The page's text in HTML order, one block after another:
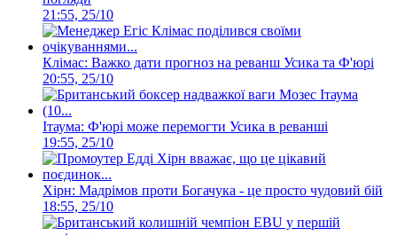
21:55, 25/10
Клімас: Важко дати прогноз на реванш Усика та Ф'юрі
20:55, 25/10
Ітаума: Ф'юрі може перемогти Усика в реванші
19:55, 25/10
Хірн: Мадрімов проти Богачука - це просто чудовий бій
18:55, 25/10